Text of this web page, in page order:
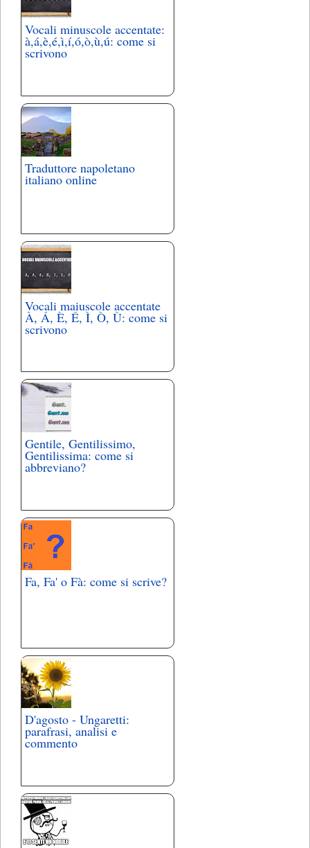
Vocali minuscole accentate:
à,á,è,é,ì,í,ó,ò,ù,ú: come si
scrivono
Traduttore napoletano
italiano online
Vocali maiuscole accentate
À, Á, È, É, Ì, Ò, Ù: come si
scrivono
Gentile, Gentilissimo,
Gentilissima: come si
abbreviano?
Fa, Fa' o Fà: come si scrive?
D'agosto - Ungaretti:
parafrasi, analisi e
commento